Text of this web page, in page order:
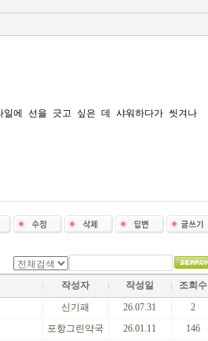
일에 선을 긋고 싶은 데 샤워하다가 씻겨나
작성자 작성일
조회수
신기패
26.07.31
2
포항그린약국
26.01.11
146